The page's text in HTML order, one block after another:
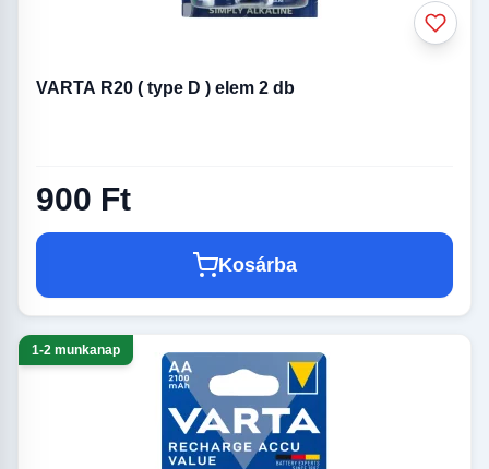
VARTA R20 ( type D ) elem 2 db
900 Ft
Kosárba
1-2 munkanap